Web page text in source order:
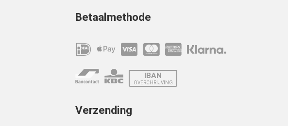
Betaalmethode
IBAN
OVERCHRIJVING
Verzending